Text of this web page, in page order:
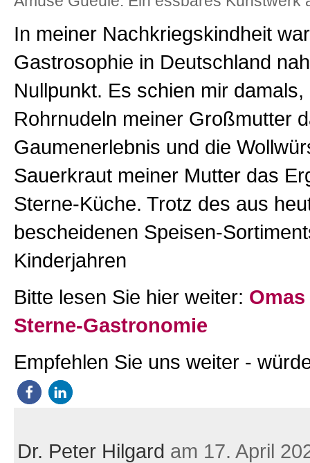
In meiner Nachkriegskindheit
Gastrosophie in Deutschland
Nullpunkt. Es schien mir
Rohrnudeln meiner Großmutter
Gaumenerlebnis und die
Sauerkraut meiner Mutter das
Sterne-Küche. Trotz des aus
bescheidenen Speisen-
Kinderjahren
Bitte lesen Sie hier weiter:
Sterne-Gastronomie
Empfehlen Sie uns weiter -
Dr. Peter Hilgard am 17. April